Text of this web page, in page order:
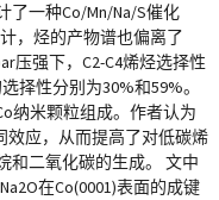
了一种Co/Mn/Na/S催化
，烃的产物谱也偏离了
压强下，C2-C4烯烃选择性
择性分别为30%和59%。
纳米颗粒组成。作者认为
效应，从而提高了对低碳烯
和二氧化碳的生成。 文中
在Co(0001)表面的成键